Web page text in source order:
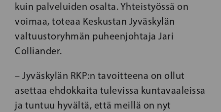
kuin palveluiden osalta. Yhteistyössä on
voimaa, toteaa Keskustan Jyväskylän
valtuustoryhmän puheenjohtaja Jari
Colliander.
– Jyväskylän RKP:n tavoitteena on ollut
asettaa ehdokkaita tulevissa kuntavaaleissa
ja tuntuu hyvältä, että meillä on nyt